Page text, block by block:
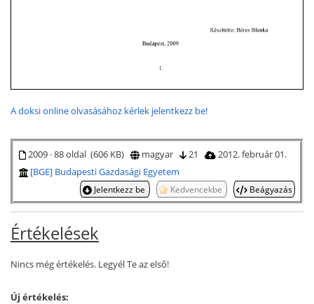
A doksi online olvasásához kérlek jelentkezz be!
2009 · 88 oldal (606 KB) magyar 21
2012. február 01.
[BGE] Budapesti Gazdasági Egyetem
Jelentkezz be Kedvencekbe Beágyazás
Értékelések
Nincs még értékelés. Legyél Te az első!
Új értékelés: